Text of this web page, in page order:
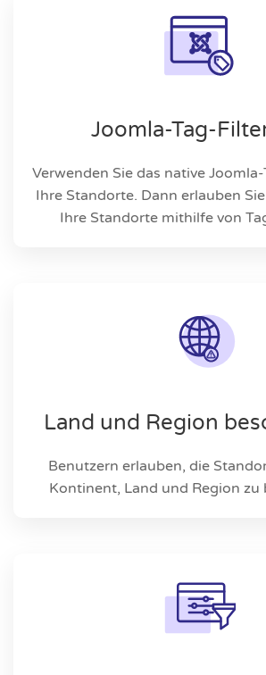
Joomla-Tag-
Verwenden Sie das native
Ihre Standorte. Dann erlauben
Ihre Standorte mithilfe von
Land und Region
Benutzern erlauben, die
Kontinent, Land und Region zu